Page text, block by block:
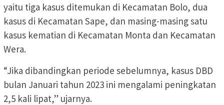
yaitu tiga kasus ditemukan di Kecamatan Bolo, dua
kasus di Kecamatan Sape, dan masing-masing satu
kasus kematian di Kecamatan Monta dan Kecamatan
Wera.
“Jika dibandingkan periode sebelumnya, kasus DBD
bulan Januari tahun 2023 ini mengalami peningkatan
2,5 kali lipat,” ujarnya.